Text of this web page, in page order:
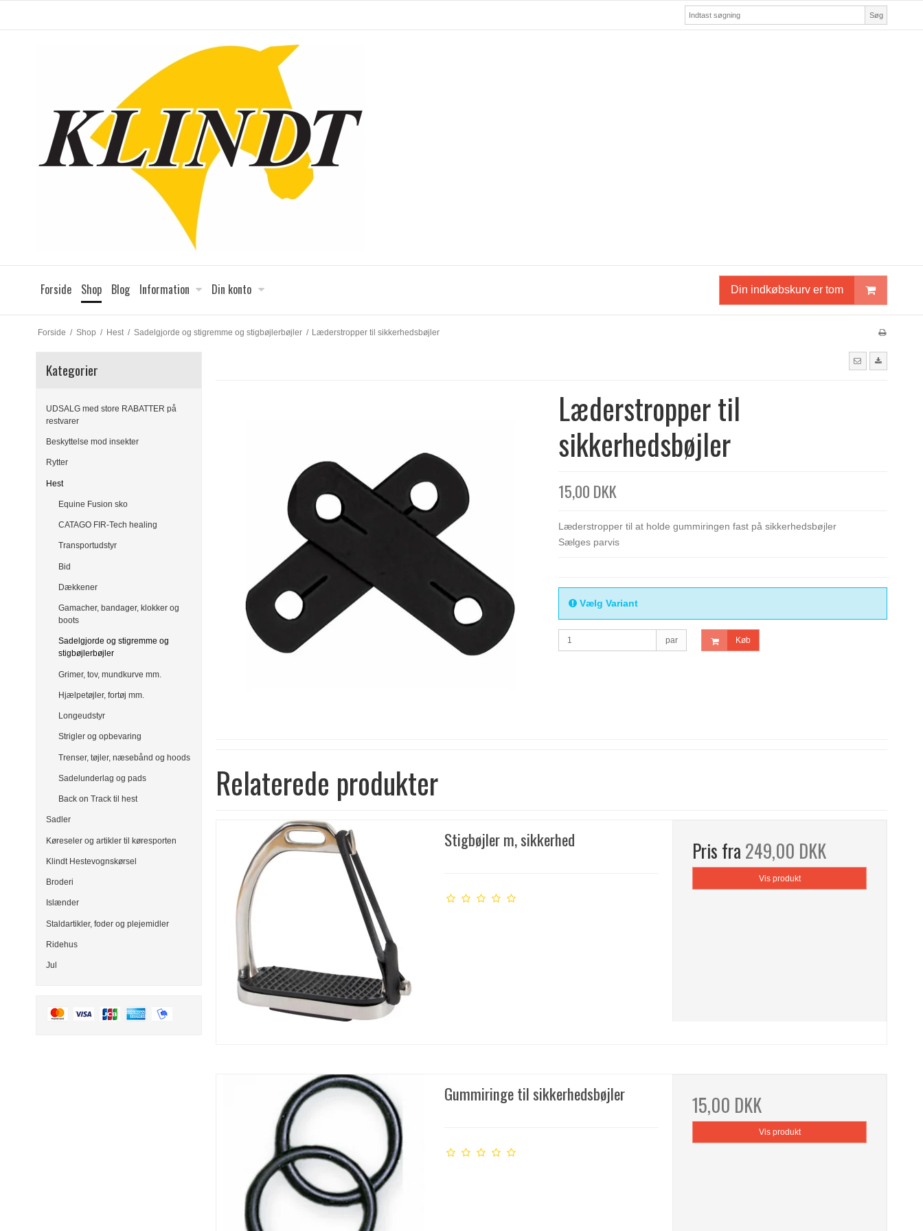
Søg
Forside Shop Blog Information Din konto Din indkøbskurv er tom
Forside / Shop / Hest / Sadelgjorde og stigremme og stigbøjlerbøjler / Læderstropper til sikkerhedsbøjler
Kategorier
UDSALG med store RABATTER på
restvarer
Beskyttelse mod insekter
Rytter
Hest
Equine Fusion sko
CATAGO FIR-Tech healing
Transportudstyr
Bid
Dækkener
Gamacher, bandager, klokker og
boots
Sadelgjorde og stigremme og
stigbøjlerbøjler
Grimer, tov, mundkurve mm.
Hjælpetøjler, fortøj mm.
Longeudstyr
Strigler og opbevaring
Trenser, tøjler, næsebånd og hoods
Sadelunderlag og pads
Back on Track til hest
Sadler
Køreseler og artikler til køresporten
Klindt Hestevognskørsel
Broderi
Islænder
Staldartikler, foder og plejemidler
Ridehus
Jul
Læderstropper til
sikkerhedsbøjler
15,00 DKK
Læderstropper til at holde gummiringen fast på sikkerhedsbøjler
Sælges parvis
Vælg Variant
par Køb
Relaterede produkter
Stigbøjler m, sikkerhed Pris fra 249,00 DKK
Vis produkt
Gummiringe til sikkerhedsbøjler 15,00 DKK
Vis produkt